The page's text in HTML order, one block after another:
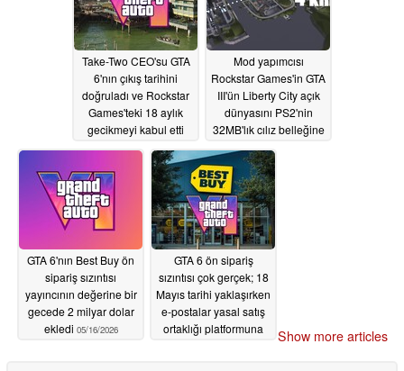
Take-Two CEO'su GTA
6'nın çıkış tarihini
doğruladı ve Rockstar
Games'teki 18 aylık
gecikmeyi kabul etti
05/18/2026
Mod yapımcısı
Rockstar Games'in GTA
III'ün Liberty City açık
dünyasını PS2'nin
32MB'lık cılız belleğine
anlatıyor05/17/2026
GTA 6'nın Best Buy ön
sipariş sızıntısı
yayıncının değerine bir
gecede 2 milyar dolar
ekledi 05/16/2026
GTA 6 ön sipariş
sızıntısı çok gerçek; 18
Mayıs tarihi yaklaşırken
e-postalar yasal satış
ortaklığı platformuna
Show more articles